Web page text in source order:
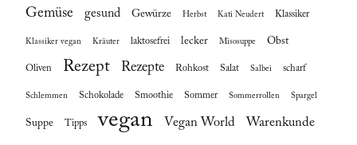
Gemüse gesund Gewürze Herbst Kati Neudert Klassiker
Klassiker vegan Kräuter laktosefrei lecker Misosuppe Obst
Oliven Rezept Rezepte Rohkost Salat Salbei scharf
Schlemmen Schokolade Smoothie Sommer Sommerrollen Spargel
Suppe Tipps vegan Vegan World Warenkunde